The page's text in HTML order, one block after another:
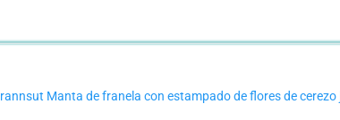
rannsut Manta de franela con estampado de flores de